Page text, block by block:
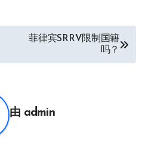
菲律宾SRRV限制国籍
吗？
由 admin